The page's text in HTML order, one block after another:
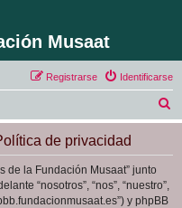
Musaat
Identificarse
Registrarse
u
de privacidad
de la Fundación Musaat” junto
“nosotros”, “nos”, “nuestro”,
y phpBB